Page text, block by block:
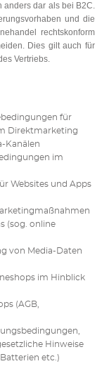
anders dar als bei B2C.
und die
rechtskonform
Dies gilt auch für
Vertriebs.
für
Direktmarketing
Kanälen
im
Websites und Apps
(sog. online
von Media-Daten
im Hinblick
(AGB,
Hinweise
etc.)